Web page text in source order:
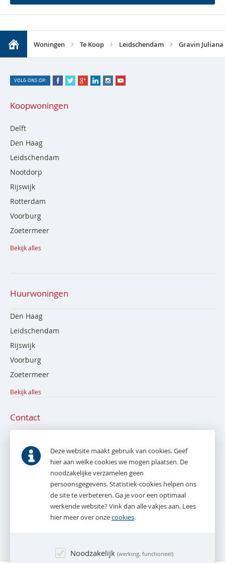
Woningen Te Koop Leidschendam Gravin
VOLG ONS OP:
Koopwoningen
Delft
Den Haag
Leidschendam
Nootdorp
Rijswijk
Rotterdam
Voorburg
Zoetermeer
Bekijk alles
Huurwoningen
Den Haag
Leidschendam
Rijswijk
Voorburg
Zoetermeer
Bekijk alles
Contact
Parkweg 53
2271 AEVoorburg
070 - 387 16 16
info@debruynentak.nl
06 - 27 888 387
Deze website maakt gebruik van cookies. Geef
hier aan welke cookies we mogen plaatsen. De
noodzakelijke verzamelen geen
persoonsgegevens. Statistiek-cookies helpen ons
de site te verbeteren. Ga je voor een optimaal
werkende website? Vink dan alle vakjes aan. Lees
hier meer over onzecookies.
Noodzakelijk werking, functioneel